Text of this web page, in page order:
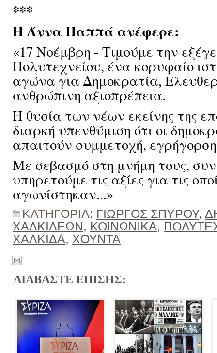
***
Η Άννα Παππά ανέφερε:
«17 Νοέμβρη - Τιμούμε την
Πολυτεχνείου, ένα κορυφαίο
αγώνα για Δημοκρατία,
ανθρώπινη αξιοπρέπεια.
Η θυσία των νέων εκείνης της
διαρκή υπενθύμιση ότι οι
απαιτούν συμμετοχή,
Με σεβασμό στη μνήμη τους,
υπηρετούμε τις αξίες για τις
αγωνίστηκαν...»
ΚΑΤΗΓΟΡΙΑ: ΓΙΩΡΓΟΣ ΣΠΥΡΟΥ,
ΧΑΛΚΙΔΕΩΝ, ΚΟΙΝΩΝΙΚΑ,
ΧΑΛΚΙΔΑ, ΧΟΥΝΤΑ
ΔΙΑΒΑΣΤΕ ΕΠΙΣΗΣ: